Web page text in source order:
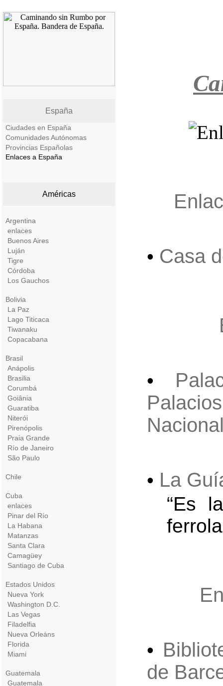
España
Ciudades en España
Comunidades Autónomas
Provincias Españolas
Enlaces a España
Américas
Argentina
enlaces
Buenos Aires
Luján
Tigre
Córdoba
Los Gauchos
Bolivia
La Paz
Lago Titicaca
Tiwanaku
Copacabana
Brasil
Anápolis
Brasilia
Corumbá
Goiânia
Guaratiba
Niterói
Pirenópolis
Praia Grande
Río de Janeiro
São Paulo
Chile
Cuba
enlaces
Pinar del Río
La Habana
Matanzas
Santa Clara
Camagüey
Santiago de Cuba
Estados Unidos
Nueva York
Washington D.C.
Las Vegas
Filadelfia
Nueva Orleáns
Florida
Miami
Guatemala
Guatemala
• Casa
•
• La
“Es
•
de